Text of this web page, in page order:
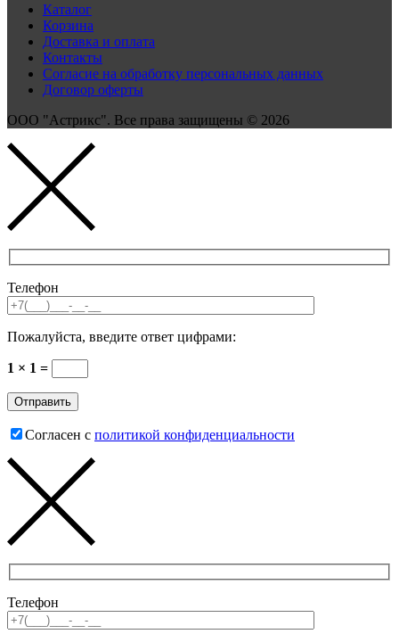
Каталог
Корзина
Доставка и оплата
Контакты
Согласие на обработку персональных данных
Договор оферты
ООО "Астрикс". Все права защищены © 2026
Телефон
Пожалуйста, введите ответ цифрами:
1 × 1 =
Согласен с политикой конфиденциальности
Телефон